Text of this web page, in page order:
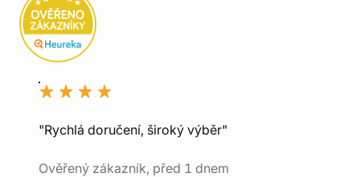
"Rychlá doručení, široký výběr"
Ověřený zákazník, před 1 dnem